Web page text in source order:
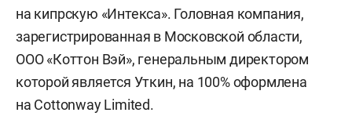
на кипрскую «Интекса». Головная компания,
зарегистрированная в Московской области,
ООО «Коттон Вэй», генеральным директором
которой является Уткин, на 100% оформлена
на Cottonway Limited.